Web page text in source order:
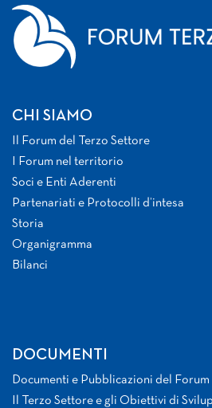
CHI SIAMO
Il Forum del Terzo Settore
I Forum nel territorio
Soci e Enti Aderenti
Partenariati e Protocolli d’intesa
Storia
Organigramma
Bilanci
DOCUMENTI
Documenti e Pubblicazioni del Forum
Il Terzo Settore e gli Obiettivi di